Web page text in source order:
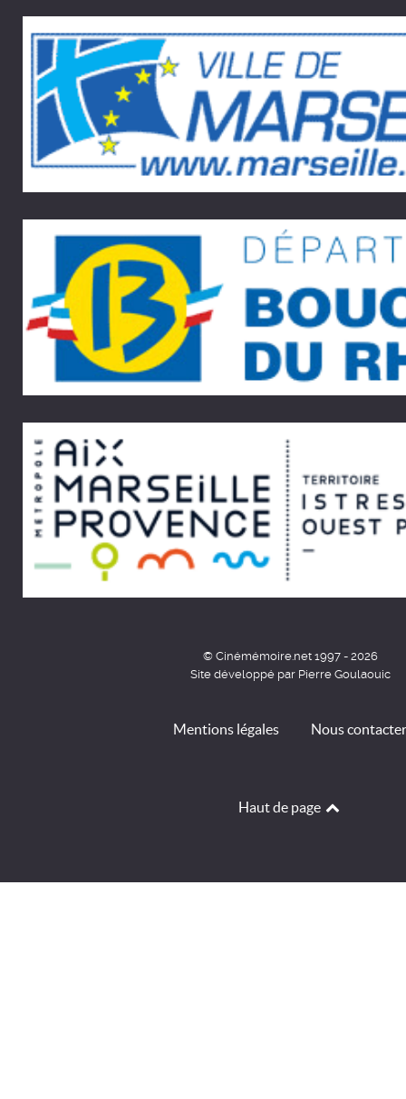
© Cinémémoire.net 1997 - 2026
Site développé par Pierre Goulaouic
Mentions légales Nous contacter
Haut de page